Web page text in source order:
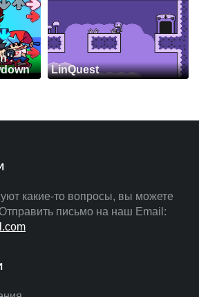
LinQuest
какие-то вопросы, вы можете
письмо на наш Email: